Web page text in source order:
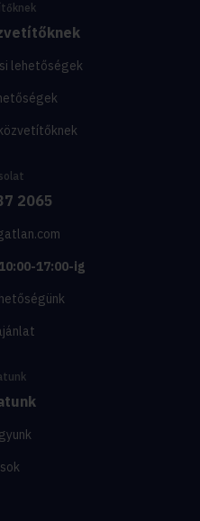
lehetőségek
2065
17:00-ig